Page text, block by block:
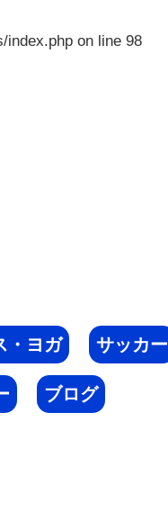
index.php on line 98
・ヨガ サッカー
ブログ